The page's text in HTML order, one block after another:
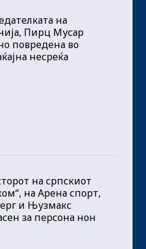
на
Пирц Мусар
повредена во
несреќа
на српскиот
на Арена спорт,
и Њузмакс
за персона нон